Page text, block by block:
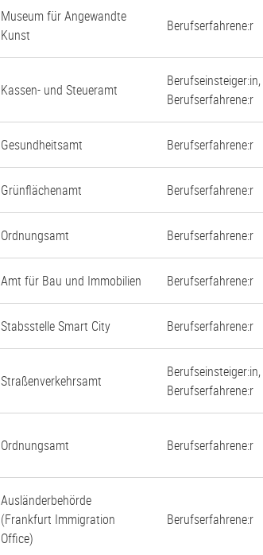
Museum für Angewandte
Kunst
Berufserfahrene:r
Kassen- und Steueramt
Berufseinsteiger:in,
Berufserfahrene:r
Gesundheitsamt Berufserfahrene:r
Grünflächenamt Berufserfahrene:r
Ordnungsamt Berufserfahrene:r
Amt für Bau und Immobilien Berufserfahrene:r
Stabsstelle Smart City Berufserfahrene:r
Straßenverkehrsamt
Berufseinsteiger:in,
Berufserfahrene:r
Ordnungsamt Berufserfahrene:r
Ausländerbehörde
(Frankfurt Immigration
Office)
Berufserfahrene:r